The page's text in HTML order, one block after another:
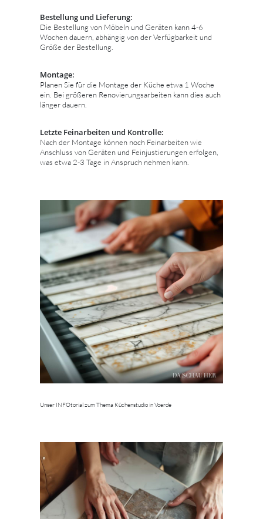
Bestellung und Lieferung:
Die Bestellung von Möbeln und Geräten kann 4-6
Wochen dauern, abhängig von der Verfügbarkeit und
Größe der Bestellung.
Montage:
Planen Sie für die Montage der Küche etwa 1 Woche
ein. Bei größeren Renovierungsarbeiten kann dies auch
länger dauern.
Letzte Feinarbeiten und Kontrolle:
Nach der Montage können noch Feinarbeiten wie
Anschluss von Geräten und Feinjustierungen erfolgen,
was etwa 2-3 Tage in Anspruch nehmen kann.
Unser INFOtorial zum Thema Küchenstudio in Voerde